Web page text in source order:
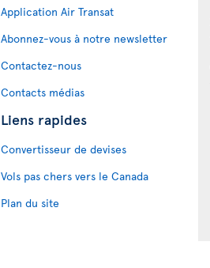
Application Air Transat
Abonnez-vous à notre newsletter
Contactez-nous
Contacts médias
Liens rapides
Convertisseur de devises
Vols pas chers vers le Canada
Plan du site